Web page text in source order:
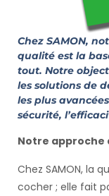
Chez SAMON,
qualité est la
tout. Notre
les solutions de
les plus
sécurité,
Notre approche
Chez SAMON, la
cocher ; elle fait